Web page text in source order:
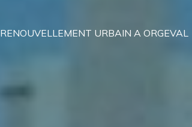
RENOUVELLEMENT URBAIN A ORGEVAL